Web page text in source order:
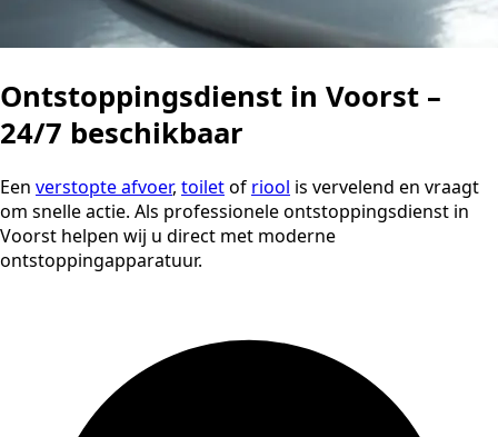
Ontstoppingsdienst in Voorst –
24/7 beschikbaar
Een verstopte afvoer, toiletof riool is vervelend en vraagt
om snelle actie. Als professionele ontstoppingsdienst in
Voorst helpen wij u direct met moderne
ontstoppingapparatuur.